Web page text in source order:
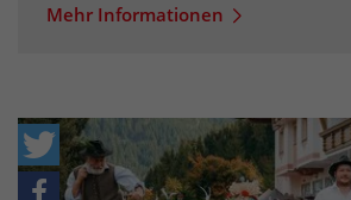
Mehr Informationen